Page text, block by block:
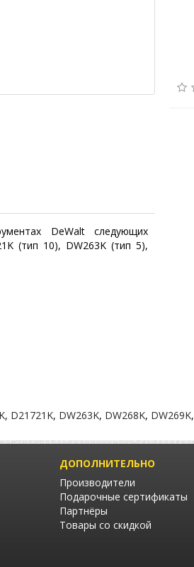
DeWalt следующих
(тип 10), DW263K (тип 5),
, D21721K, DW263K, DW268K, DW269K,
ДОПОЛНИТЕЛЬНО
Производители
Подарочные сертификаты
Партнёры
Товары со скидкой